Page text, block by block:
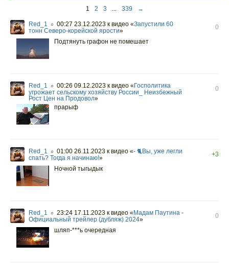
1 2 3 ... 339 →
Red_1 ○ 00:27 23.12.2023 к видео «Запустили 60
тонн Северо-корейской ярости»
0
Подтянуть графон не помешает
Red_1 ○ 00:26 09.12.2023 к видео « Госполитика
угрожает сельскому хозяйству России_ Неизбежный
Рост Цен на Продовол»
0
прарыф
Red_1 ○ 01:00 26.11.2023 к видео «- 🐈Вы, уже легли
спать? Тогда я начинаю!»
+3
Ночной тыгыдык
Red_1 ○ 23:24 17.11.2023 к видео « Мадам Паутина -
Официальный трейлер (дубляж) 2024»
0
шляп-***ь очередная